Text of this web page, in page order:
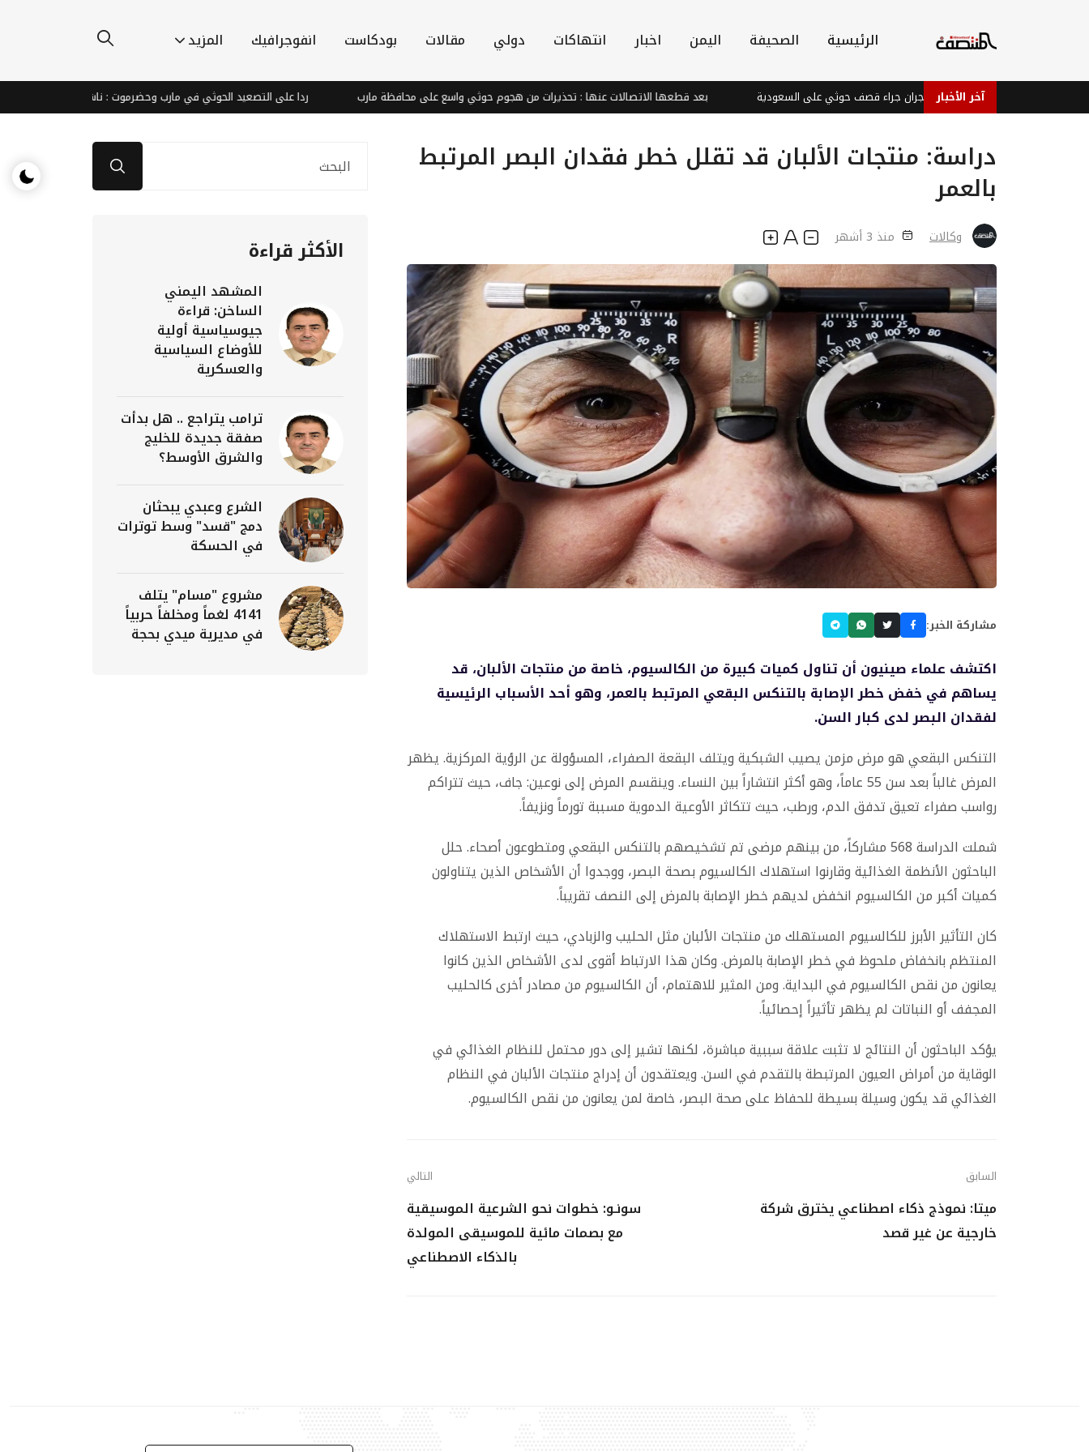
الرئيسية الصحيفة اليمن اخبار انتهاكات دولي مقالات بودكاست انفوجرافيك المزيد
آخر الأخبار
إصابات في نجران جراء قصف حوثي على السعودية بعد قطعها الاتصالات عنها : تحذيرات من هجوم حوثي واسع على محافظة مارب ردا على التصعيد الحوثي في مارب وحضرموت : ناشطون يطالبون الشرعية
دراسة: منتجات الألبان قد تقلل خطر فقدان البصر المرتبط
بالعمر
وكالات منذ 3 أشهر
مشاركة الخبر:
اكتشف علماء صينيون أن تناول كميات كبيرة من الكالسيوم، خاصة من منتجات الألبان، قد
يساهم في خفض خطر الإصابة بالتنكس البقعي المرتبط بالعمر، وهو أحد الأسباب الرئيسية
لفقدان البصر لدى كبار السن.
التنكس البقعي هو مرض مزمن يصيب الشبكية ويتلف البقعة الصفراء، المسؤولة عن الرؤية المركزية. يظهر
المرض غالباً بعد سن 55 عاماً، وهو أكثر انتشاراً بين النساء. وينقسم المرض إلى نوعين: جاف، حيث تتراكم
رواسب صفراء تعيق تدفق الدم، ورطب، حيث تتكاثر الأوعية الدموية مسببة تورماً ونزيفاً.
شملت الدراسة 568 مشاركاً، من بينهم مرضى تم تشخيصهم بالتنكس البقعي ومتطوعون أصحاء. حلل
الباحثون الأنظمة الغذائية وقارنوا استهلاك الكالسيوم بصحة البصر، ووجدوا أن الأشخاص الذين يتناولون
كميات أكبر من الكالسيوم انخفض لديهم خطر الإصابة بالمرض إلى النصف تقريباً.
كان التأثير الأبرز للكالسيوم المستهلك من منتجات الألبان مثل الحليب والزبادي، حيث ارتبط الاستهلاك
المنتظم بانخفاض ملحوظ في خطر الإصابة بالمرض. وكان هذا الارتباط أقوى لدى الأشخاص الذين كانوا
يعانون من نقص الكالسيوم في البداية. ومن المثير للاهتمام، أن الكالسيوم من مصادر أخرى كالحليب
المجفف أو النباتات لم يظهر تأثيراً إحصائياً.
يؤكد الباحثون أن النتائج لا تثبت علاقة سببية مباشرة، لكنها تشير إلى دور محتمل للنظام الغذائي في
الوقاية من أمراض العيون المرتبطة بالتقدم في السن. ويعتقدون أن إدراج منتجات الألبان في النظام
الغذائي قد يكون وسيلة بسيطة للحفاظ على صحة البصر، خاصة لمن يعانون من نقص الكالسيوم.
السابق
ميتا: نموذج ذكاء اصطناعي يخترق شركة
خارجية عن غير قصد
التالي
سونـو: خطوات نحو الشرعية الموسيقية
مع بصمات مائية للموسيقى المولدة
بالذكاء الاصطناعي
الأكثر قراءة
المشهد اليمني
الساخن: قراءة
جيوسياسية أولية
للأوضاع السياسية
والعسكرية
ترامب يتراجع .. هل بدأت
صفقة جديدة للخليج
والشرق الأوسط؟
الشرع وعبدي يبحثان
دمج "قسد" وسط توترات
في الحسكة
مشروع "مسام" يتلف
4141 لغماً ومخلفاً حربياً
في مديرية ميدي بحجة